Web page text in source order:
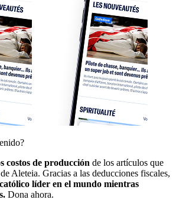
costos de producción de los artículos que
Aleteia. Gracias a las deducciones fiscales,
líder en el mundo mientras
Dona ahora.